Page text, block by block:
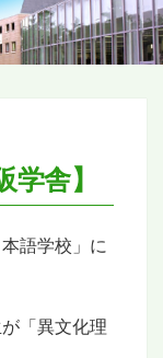
舎】
語学校」に
「異文化理